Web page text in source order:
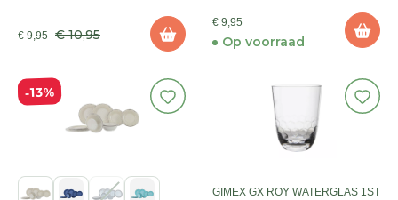
€ 9,95 € 10,95
€ 9,95
Op voorraad
13%
GIMEX GX ROY WATERGLAS 1ST